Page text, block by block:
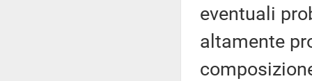
eventuali
altamente